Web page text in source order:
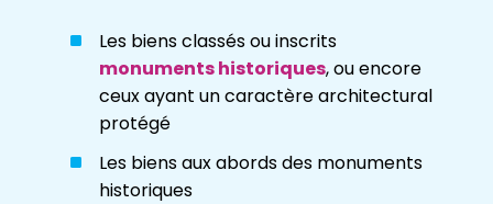
Les biens classés ou inscrits
monuments historiques, ou encore
ceux ayant un caractère architectural
protégé
Les biens aux abords des monuments
historiques